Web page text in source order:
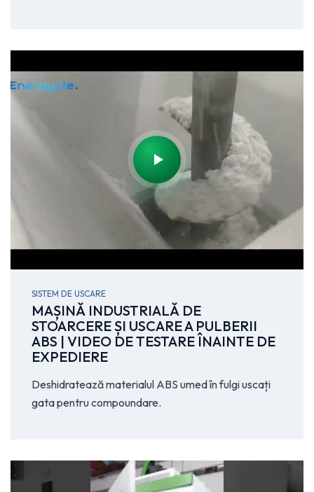
SISTEM DE USCARE
MAȘINĂ INDUSTRIALĂ DE
STOARCERE ȘI USCARE A PULBERII
ABS | VIDEO DE TESTARE ÎNAINTE DE
EXPEDIERE
Deshidratează materialul ABS umed în fulgi uscați
gata pentru compoundare.